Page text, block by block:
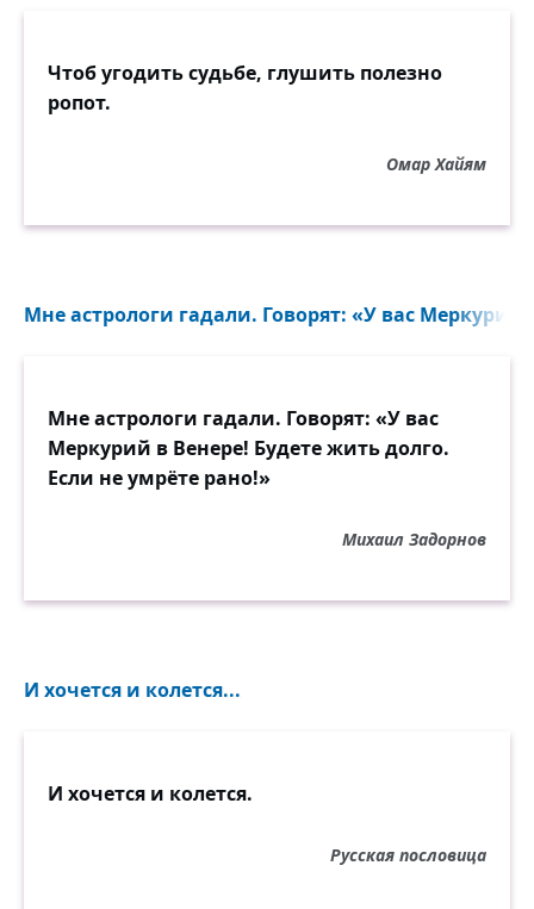
Чтоб угодить судьбе, глушить полезно
ропот.
Омар Хайям
Мне астрологи гадали. Говорят: «У вас Меркурий
Мне астрологи гадали. Говорят: «У вас
Меркурий в Венере! Будете жить долго.
Если не умрёте рано!»
Михаил Задорнов
И хочется и колется...
И хочется и колется.
Русская пословица